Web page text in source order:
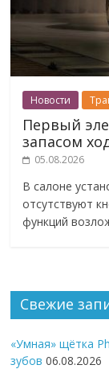
Новости
Первый
запасом
05.08.2026
В салоне
отсутствуют
функций
Свежие
«Умная» щётка
зубов 06.08.2026